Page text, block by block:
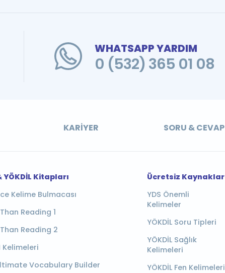
WHATSAPP YARDIM
0 (532) 365 01 08
KARIYER SORU & CEVAP
YÖKDİL Kitapları
Kelime Bulmacası
Reading 1
Reading 2
Kelimeleri
Vocabulary Builder
Ücretsiz Kaynaklar
YDS Önemli
Kelimeler
YÖKDİL Soru Tipleri
YÖKDİL Sağlık
Kelimeleri
YÖKDİL Fen Kelimeleri